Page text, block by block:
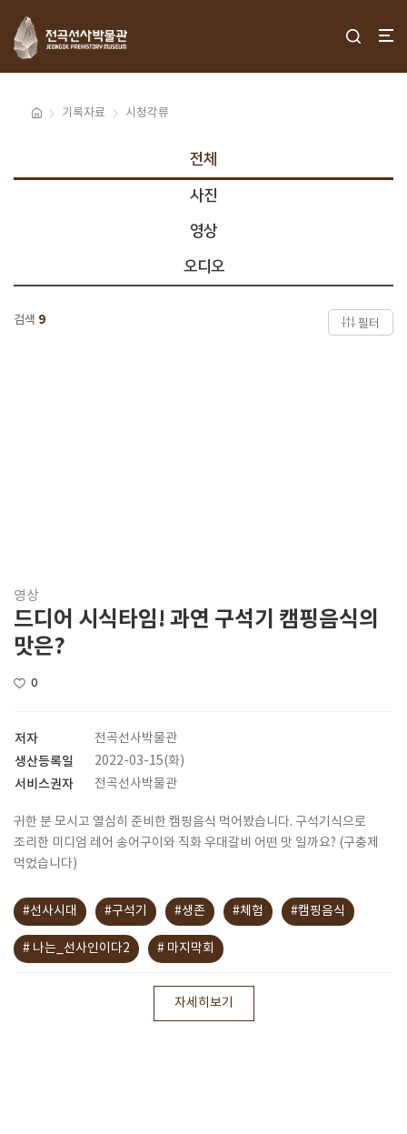
기록자료 시청각류
전체
사진
영상
오디오
검색 9 필터
영상
드디어 시식타임! 과연 구석기 캠핑음식의
맛은?
0
저자 전곡선사박물관
생산등록일 2022-03-15(화)
서비스권자 전곡선사박물관
귀한 분 모시고 열심히 준비한 캠핑음식 먹어봤습니다. 구석기식으로
조리한 미디엄 레어 송어구이와 직화 우대갈비 어떤 맛 일까요? (구충제
먹었습니다)
#선사시대 #구석기 #생존 #체험 #캠핑음식
# 나는_선사인이다2 # 마지막회
자세히보기